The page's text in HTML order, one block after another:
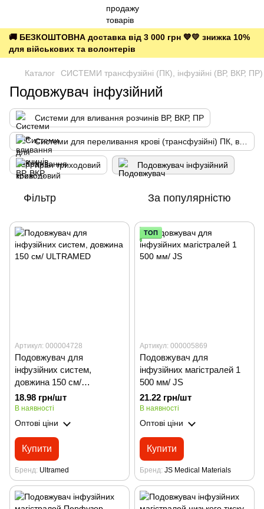
🚚 БЕЗКОШТОВНА доставка від 3 000 грн 💙💛 знижка 10%
для військових та волонтерів
Каталог СИСТЕМИ трансфузійні (ПК), інфузійні (ВР, ВКР, ПР)
Подовжувач інфузійний
Системи для вливання розчинів ВР, ВКР, ПР
Кран триходовий Подовжувач інфузійний
Фільтр За популярністю
Артикул: 000004728
Подовжувач для
інфузійних систем,
довжина 150 см/
ULTRAMED
18.98 грн/шт
В наявності
Оптові ціни
Купити
Бренд Ultramed
ТОП
Артикул: 000005869
Подовжувач для
інфузійних магістралей 1
500 мм/ JS
21.22 грн/шт
В наявності
Оптові ціни
Купити
Бренд JS Medical Materials